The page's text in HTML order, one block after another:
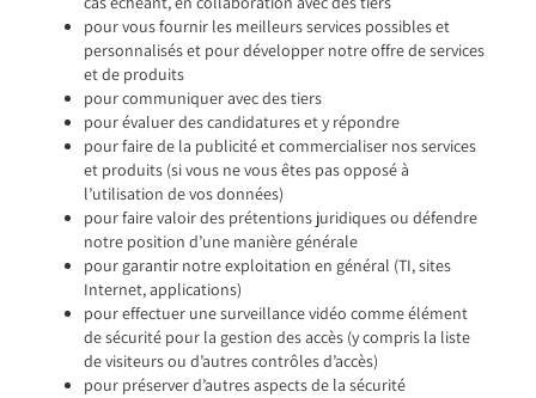
pour vous fournir les meilleurs services possibles et
personnalisés et pour développer notre offre de services
et de produits
pour communiquer avec des tiers
pour évaluer des candidatures et y répondre
pour faire de la publicité et commercialiser nos services
et produits (si vous ne vous êtes pas opposé à
l’utilisation de vos données)
pour faire valoir des prétentions juridiques ou défendre
notre position d’une manière générale
pour garantir notre exploitation en général (TI, sites
Internet, applications)
pour effectuer une surveillance vidéo comme élément
de sécurité pour la gestion des accès (y compris la liste
de visiteurs ou d’autres contrôles d’accès)
pour préserver d’autres aspects de la sécurité